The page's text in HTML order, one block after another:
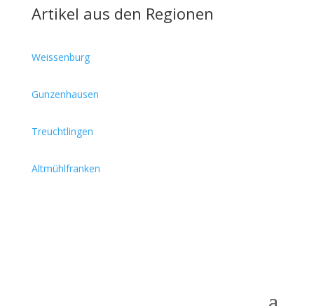
Artikel aus den Regionen
Weissenburg
Gunzenhausen
Treuchtlingen
Altmühlfranken